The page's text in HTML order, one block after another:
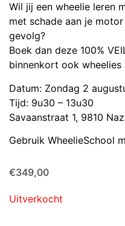
Wil jij een wheelie leren
met schade aan je
gevolg?
Boek dan deze 100%
binnenkort ook wheelies
Datum: Zondag 2
Tijd: 9u30 – 13u30
Savaanstraat 1, 9810
Gebruik WheelieSchool
€349,00
Uitverkocht